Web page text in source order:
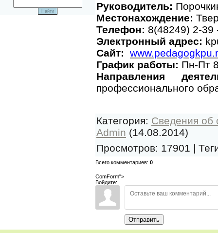
Руководитель:
Местонахождение:
Телефон: 8(48249) 2-39
Электронный адрес:
Сайт:
График работы: Пн-Пт
Направления
профессионального
Категория: Сведения об
Admin (14.08.2014)
Просмотров: 17901 |
Всего комментариев: 0
ComForm">
Войдите:
Отправить